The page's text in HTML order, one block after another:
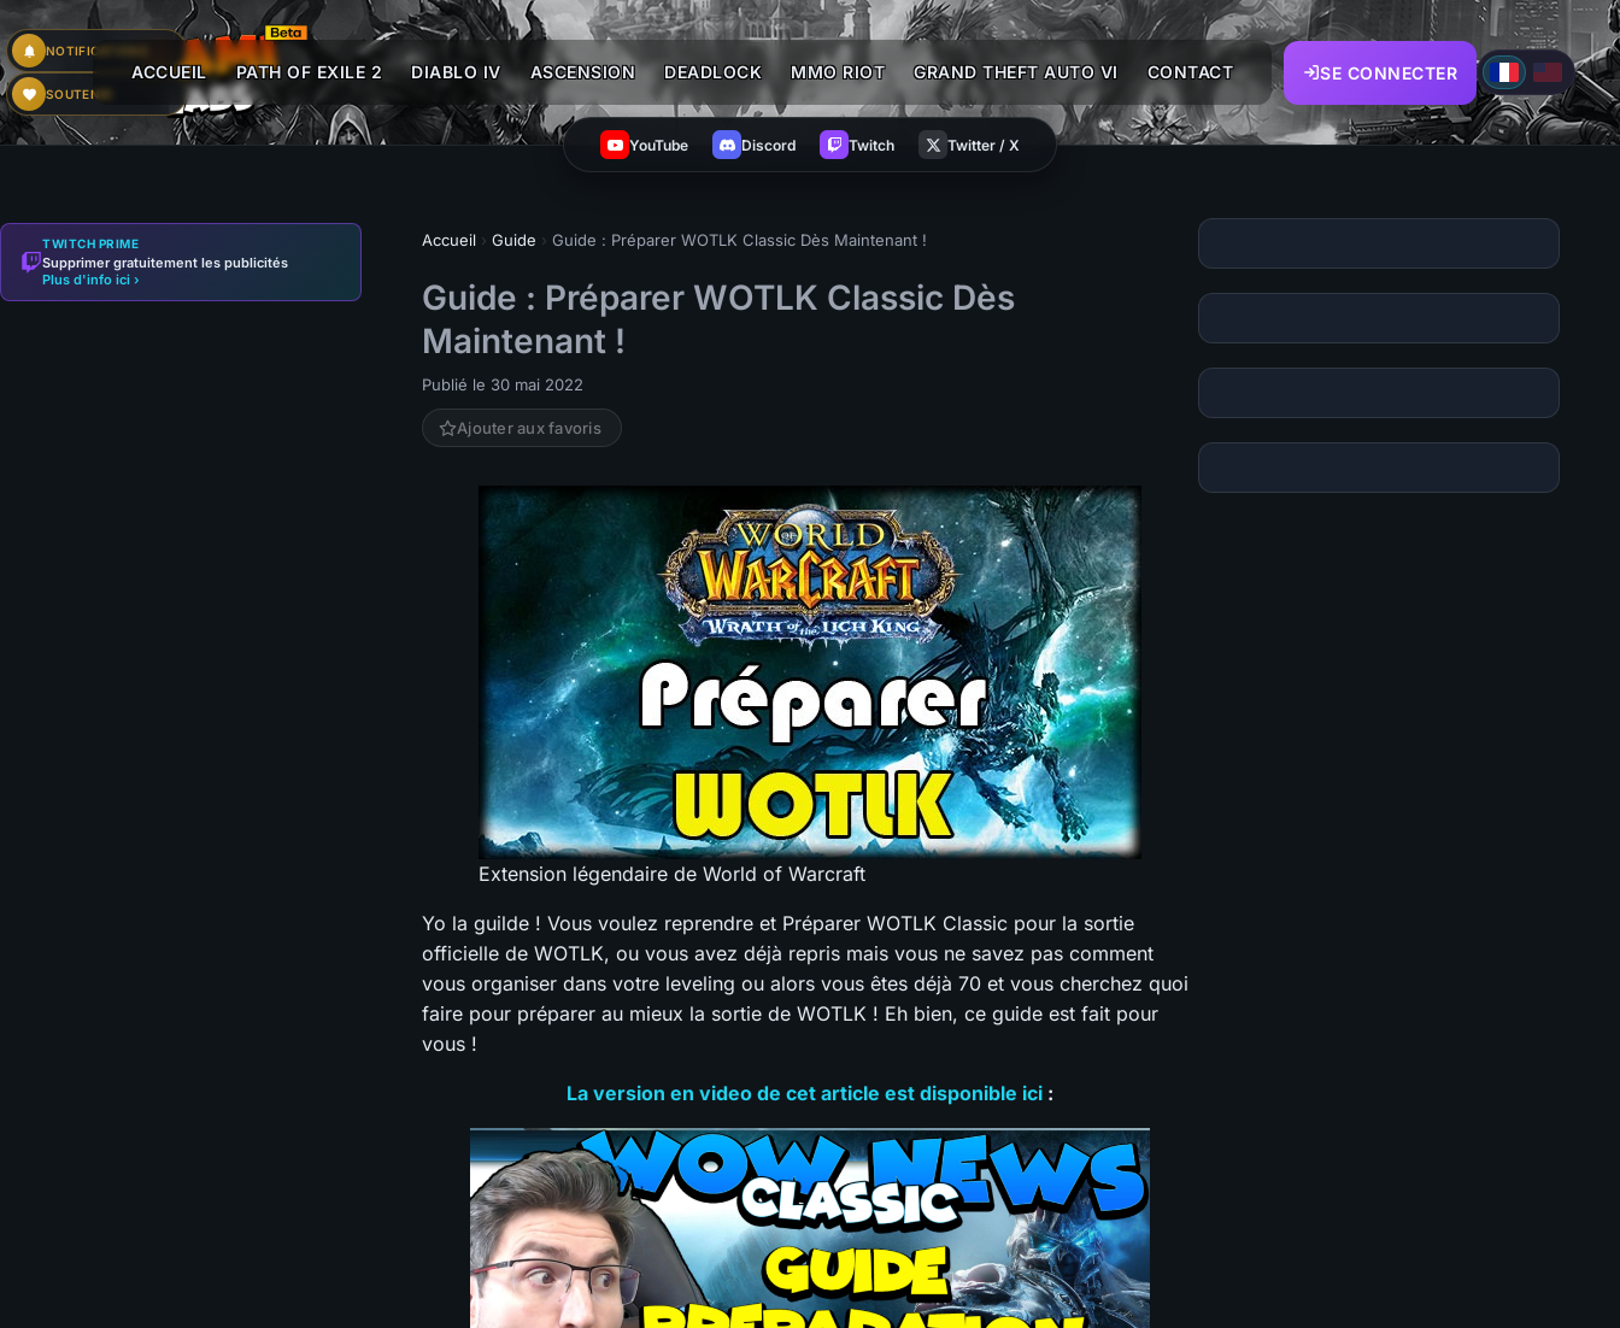
NOTIFICATIONS
SOUTENIR
ACCUEIL PATH OF EXILE 2 DIABLO IV ASCENSION DEADLOCK MMO RIOT GRAND THEFT AUTO VI CONTACT SE CONNECTER
YouTube Discord Twitch Twitter / X
Accueil › Guide › Guide : Préparer WOTLK Classic Dès Maintenant !
Guide : Préparer WOTLK Classic Dès
Maintenant !
Publié le 30 mai 2022
Ajouter aux favoris
Extension légendaire de World of Warcraft
Yo la guilde ! Vous voulez reprendre et Préparer WOTLK Classic pour la sortie
officielle de WOTLK, ou vous avez déjà repris mais vous ne savez pas comment
vous organiser dans votre leveling ou alors vous êtes déjà 70 et vous cherchez quoi
faire pour préparer au mieux la sortie de WOTLK ! Eh bien, ce guide est fait pour
vous !
La version en video de cet article est disponible ici :
TWITCH PRIME
Supprimer gratuitement les publicités
Plus d'info ici ›